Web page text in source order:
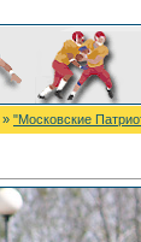
» "Московские